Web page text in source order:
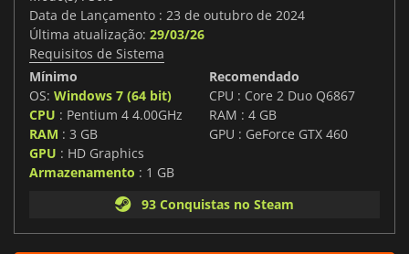
Data de Lançamento : 23 de outubro de 2024
Última atualização: 29/03/26
Requisitos de Sistema
Mínimo
OS: Windows 7 (64 bit)
CPU : Pentium 4 4.00GHz
RAM : 3 GB
GPU : HD Graphics
Armazenamento : 1 GB
Recomendado
CPU : Core 2 Duo Q6867
RAM : 4 GB
GPU : GeForce GTX 460
93 Conquistas no Steam